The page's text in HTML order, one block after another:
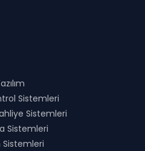
Sistemleri
Sistemleri
Sistemleri
Sistemleri